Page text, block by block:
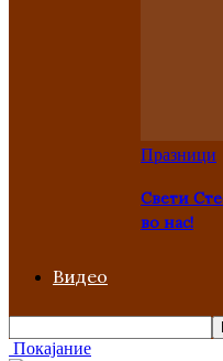
Празници
Свети
во нас!
Видео
Покајание